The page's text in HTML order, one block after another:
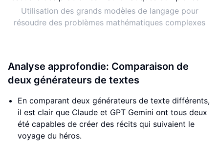
Utilisation des grands modèles de langage pour
résoudre des problèmes mathématiques complexes
Analyse approfondie: Comparaison de
deux générateurs de textes
En comparant deux générateurs de texte différents,
il est clair que Claude et GPT Gemini ont tous deux
été capables de créer des récits qui suivaient le
voyage du héros.